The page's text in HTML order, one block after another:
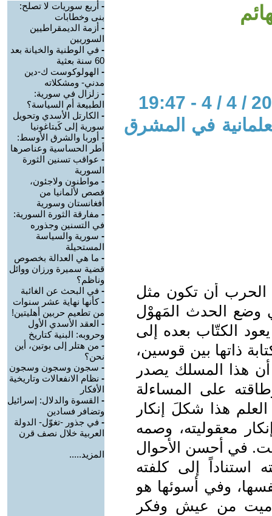
في المشرق
الحرب أن تكون مثل
وضع الحدث المَهوْل
الكتّاب بعده إلى
ذاتها بين قوسين،
أن هذا المسلك يصدر
على المساءلة
هذا شكلَ إنكار
معقوليته، وصمه
في أحسن الأحوال
استناداً إلى كلفته
وفي أسوئها هو
ميت من عيش وفكر
- أربع سوريات لا تصلح:
بنى وخطابات
- أزمة الديمقراطيين
السوريين
- في الوطنية والخيانة بعد
60 سنة بعثية
- الهولوكوست ك-دين
مدني- ومشكلاته
- زلزال في سورية:
الطبيعة أم السياسة؟
- الكارتل الأسدي وتحويل
سورية إلى كَبتاغونيا
- أوربا والشرق الأوسط:
أطر الحساسية وعناصرها
- عواقب تسنين الثورة
السورية
- مواطنون ولاجئون،
قصص لألمانيا من
أفغانستان وسورية
- مفارقة الثورة السورية:
في التسنين وجذوره
- سورية والسياسة
المستحيلة
- ما هي العدالة بخصوص
قضية سميرة ورزان ووائل
وناظم؟
- في البحث عن الغائبة
-كأنها نهاية عشر سنوات
من تطعيم حربين أهليتين!
- العقد الأسدي الأول
وحروبه: البنية كتاريخ
- من هتلر إلى بوتين، أين
نحن؟
- سجون وسجون وسجون
- نظام الانفعالات وتاريخية
الأفكار
- القسوة والدلال: إسرائيل
وتضافر فسادين
- في جذور -تغوّل- الدولة
العربية خلال نصف قرن
المزيد.....